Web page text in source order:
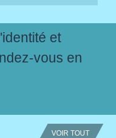
et
vous en
VOIR TOUT